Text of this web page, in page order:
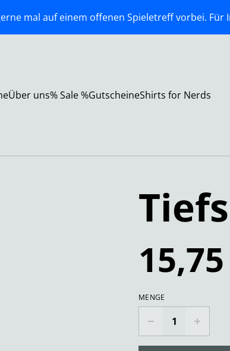
mal auf einem offenen Spieletreff vorbei. Für
Über uns% Sale %GutscheineShirts for Nerds
MENGE